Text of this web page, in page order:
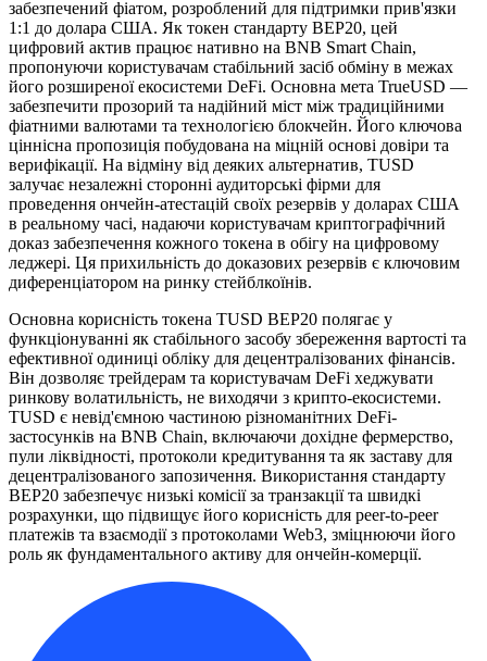
забезпечений фіатом, розроблений для підтримки прив'язки
1:1 до долара США. Як токен стандарту BEP20, цей
цифровий актив працює нативно на BNB Smart Chain,
пропонуючи користувачам стабільний засіб обміну в межах
його розширеної екосистеми DeFi. Основна мета TrueUSD —
забезпечити прозорий та надійний міст між традиційними
фіатними валютами та технологією блокчейн. Його ключова
ціннісна пропозиція побудована на міцній основі довіри та
верифікації. На відміну від деяких альтернатив, TUSD
залучає незалежні сторонні аудиторські фірми для
проведення ончейн-атестацій своїх резервів у доларах США
в реальному часі, надаючи користувачам криптографічний
доказ забезпечення кожного токена в обігу на цифровому
леджері. Ця прихильність до доказових резервів є ключовим
диференціатором на ринку стейблкоїнів.
Основна корисність токена TUSD BEP20 полягає у
функціонуванні як стабільного засобу збереження вартості та
ефективної одиниці обліку для децентралізованих фінансів.
Він дозволяє трейдерам та користувачам DeFi хеджувати
ринкову волатильність, не виходячи з крипто-екосистеми.
TUSD є невід'ємною частиною різноманітних DeFi-
застосунків на BNB Chain, включаючи дохідне фермерство,
пули ліквідності, протоколи кредитування та як заставу для
децентралізованого запозичення. Використання стандарту
BEP20 забезпечує низькі комісії за транзакції та швидкі
розрахунки, що підвищує його корисність для peer-to-peer
платежів та взаємодії з протоколами Web3, зміцнюючи його
роль як фундаментального активу для ончейн-комерції.